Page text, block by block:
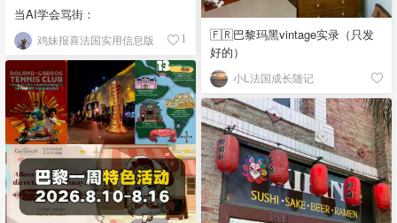
当AI学会骂街：
鸡妹报喜法国实用信息版 1
🇫🇷巴黎玛黑vintage实录（只发
好的）
小L法国成长随记